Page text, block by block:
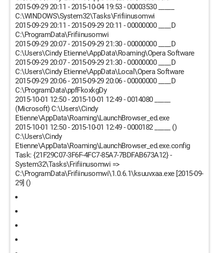
2015-09-29 20:11 - 2015-10-04 19:53 - 00003530 _____
C:\WINDOWS\System32\Tasks\Frifiinusomwi
2015-09-29 20:11 - 2015-09-29 20:11 - 00000000 ____D
C:\ProgramData\Frifiinusomwi
2015-09-29 20:07 - 2015-09-29 21:30 - 00000000 ____D
C:\Users\Cindy Etienne\AppData\Roaming\Opera Software
2015-09-29 20:07 - 2015-09-29 21:30 - 00000000 ____D
C:\Users\Cindy Etienne\AppData\Local\Opera Software
2015-09-29 20:06 - 2015-09-29 20:06 - 00000000 ____D
C:\ProgramData\ppfFkoxkgDy
2015-10-01 12:50 - 2015-10-01 12:49 - 0014080 _____
(Microsoft) C:\Users\Cindy
Etienne\AppData\Roaming\LaunchBrowser_ed.exe
2015-10-01 12:50 - 2015-10-01 12:49 - 0000182 _____ ()
C:\Users\Cindy
Etienne\AppData\Roaming\LaunchBrowser_ed.exe.config
Task: {21F29C07-3F6F-4FC7-85A7-7BDFAB673A12} -
System32\Tasks\Frifiinusomwi =>
C:\ProgramData\Frifiinusomwi\1.0.6.1\ksuuvxaa.exe [2015-09-
29] ()